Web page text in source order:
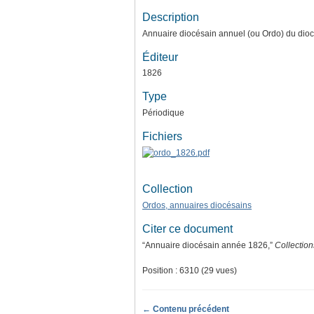
Description
Annuaire diocésain annuel (ou Ordo) du
Éditeur
1826
Type
Périodique
Fichiers
Collection
Ordos, annuaires diocésains
Citer ce document
“Annuaire diocésain année 1826,”
Position : 6310 (29 vues)
← Contenu précédent